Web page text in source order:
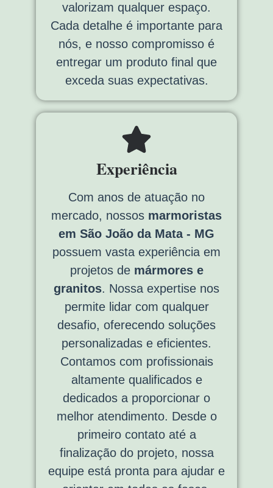
valorizam qualquer espaço.
Cada detalhe é importante para
nós, e nosso compromisso é
entregar um produto final que
exceda suas expectativas.
Experiência
Com anos de atuação no
mercado, nossos marmoristas
em São João da Mata - MG
possuem vasta experiência em
projetos de mármores e
granitos. Nossa expertise nos
permite lidar com qualquer
desafio, oferecendo soluções
personalizadas e eficientes.
Contamos com profissionais
altamente qualificados e
dedicados a proporcionar o
melhor atendimento. Desde o
primeiro contato até a
finalização do projeto, nossa
equipe está pronta para ajudar e